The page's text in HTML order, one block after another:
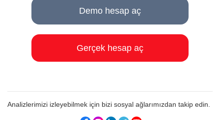
Demo hesap aç
Gerçek hesap aç
Analizlerimizi izleyebilmek için bizi sosyal ağlarımızdan takip edin.